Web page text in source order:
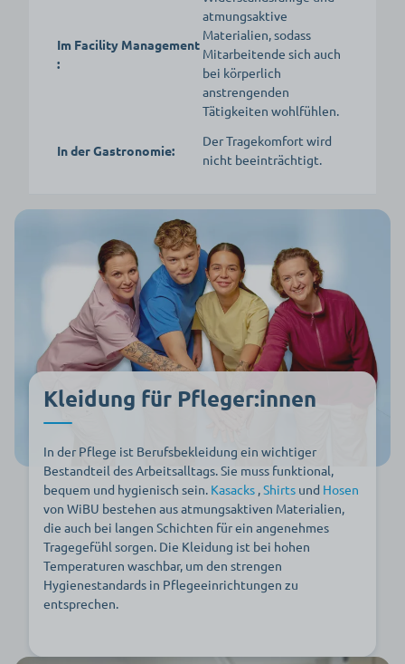
Im Facility Management
:
atmungsaktive
Materialien, sodass
Mitarbeitende sich auch
bei körperlich
anstrengenden
Tätigkeiten wohlfühlen.
In der Gastronomie:
Der Tragekomfort wird
nicht beeinträchtigt.
Kleidung für Pfleger:innen
In der Pflege ist Berufsbekleidung ein wichtiger
Bestandteil des Arbeitsalltags. Sie muss funktional,
bequem und hygienisch sein. Kasacks ,Shirts und Hosen
von WiBU bestehen aus atmungsaktiven Materialien,
die auch bei langen Schichten für ein angenehmes
Tragegefühl sorgen. Die Kleidung ist bei hohen
Temperaturen waschbar, um den strengen
Hygienestandards in Pflegeeinrichtungen zu
entsprechen.